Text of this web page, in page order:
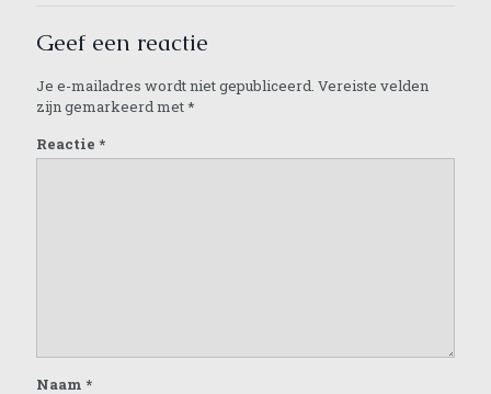
Geef een reactie
Je e-mailadres wordt niet gepubliceerd. Vereiste velden
zijn gemarkeerd met*
Reactie *
Naam *